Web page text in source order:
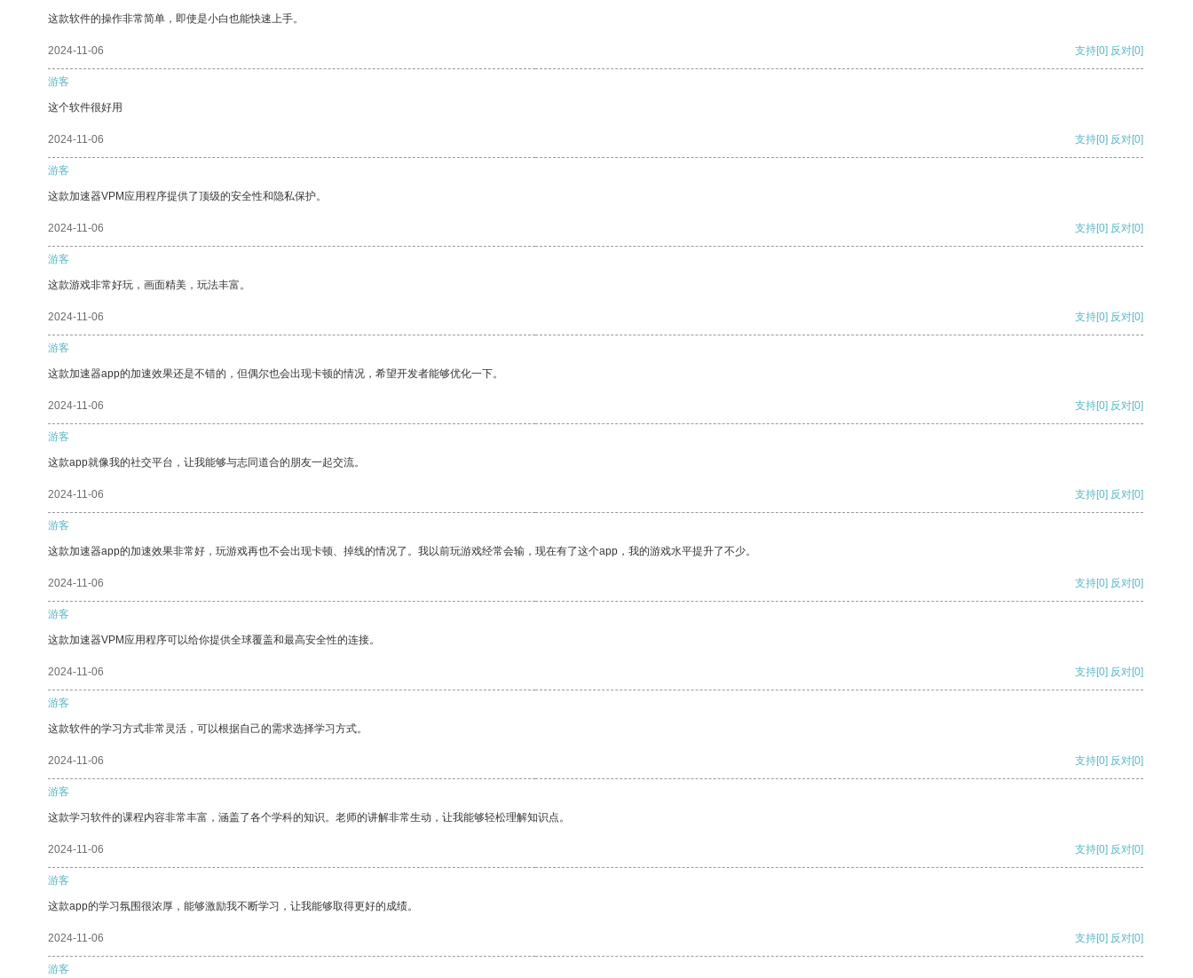
这款软件的操作非常简单，即使是小白也能快速上手。
2024-11-06 支持[0] 反对[0]
游客
这个软件很好用
2024-11-06 支持[0] 反对[0]
游客
这款加速器VPM应用程序提供了顶级的安全性和隐私保护。
2024-11-06 支持[0] 反对[0]
游客
这款游戏非常好玩，画面精美，玩法丰富。
2024-11-06 支持[0] 反对[0]
游客
这款加速器app的加速效果还是不错的，但偶尔也会出现卡顿的情况，希望开发者能够优化一下。
2024-11-06 支持[0] 反对[0]
游客
这款app就像我的社交平台，让我能够与志同道合的朋友一起交流。
2024-11-06 支持[0] 反对[0]
游客
这款加速器app的加速效果非常好，玩游戏再也不会出现卡顿、掉线的情况了。我以前玩游戏经常会输，现在有了这个app，我的游戏水平提升了不少。
2024-11-06 支持[0] 反对[0]
游客
这款加速器VPM应用程序可以给你提供全球覆盖和最高安全性的连接。
2024-11-06 支持[0] 反对[0]
游客
这款软件的学习方式非常灵活，可以根据自己的需求选择学习方式。
2024-11-06 支持[0] 反对[0]
游客
这款学习软件的课程内容非常丰富，涵盖了各个学科的知识。老师的讲解非常生动，让我能够轻松理解知识点。
2024-11-06 支持[0] 反对[0]
游客
这款app的学习氛围很浓厚，能够激励我不断学习，让我能够取得更好的成绩。
2024-11-06 支持[0] 反对[0]
游客